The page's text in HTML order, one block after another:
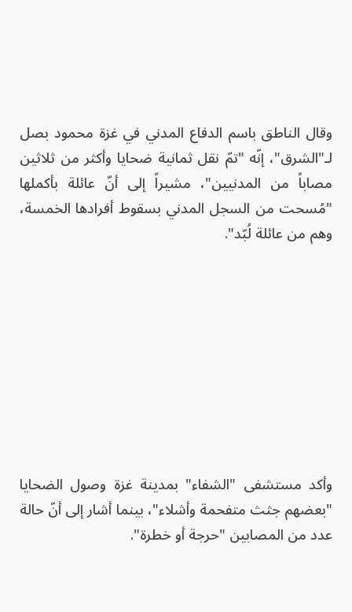
وقال الناطق باسم الدفاع المدني في غزة محمود بصل
لـ"الشرق"، إنّه "تمّ نقل ثمانية ضحايا وأكثر من ثلاثين
مصاباً من المدنيين"، مشيراً إلى أنّ عائلة بأكملها
"مُسحت من السجل المدني بسقوط أفرادها الخمسة،
وهم من عائلة لُبّد".
وأكد مستشفى "الشفاء" بمدينة غزة وصول الضحايا
"بعضهم جثث متفحمة وأشلاء"، بينما أشار إلى أنّ حالة
عدد من المصابين "حرجة أو خطرة".